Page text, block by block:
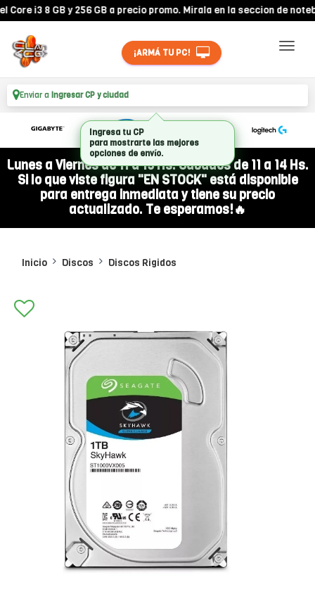
i3 8 GB y 256 GB a precio promo. Mirala en la seccion de
¡ARMÁ TU PC!
Enviar a Ingresar CP y ciudad
Lunes a Viernes de 11 a 19 Hs. Sábados de 11 a 14 Hs.
Si lo que viste figura "EN STOCK" está disponible
para entrega inmediata y tiene su precio
actualizado. Te esperamos!🔥
Inicio Discos Discos Rigidos
Ingresa tu CP
para mostrarte las mejores
opciones de envío.